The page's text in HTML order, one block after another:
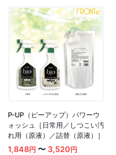
P-UP（ピーアップ）パワーウ
ォッシュ［日常用／しつこい汚
れ用（原液）／詰替（原液）］
1,848円 〜 3,520円